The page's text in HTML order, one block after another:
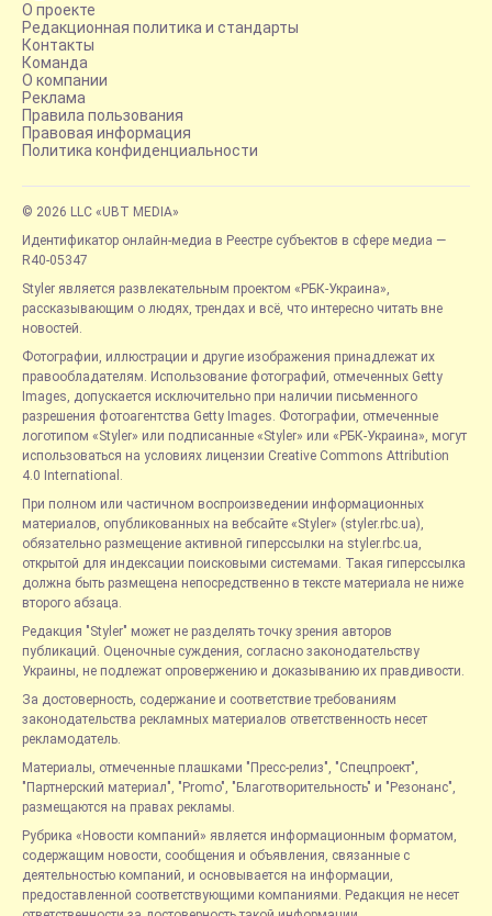
О проекте
Редакционная политика и стандарты
Контакты
Команда
О компании
Реклама
Правила пользования
Правовая информация
Политика конфиденциальности
© 2026 LLC «UBT MEDIA»
Идентификатор онлайн-медиа в Реестре субъектов в сфере медиа —
R40-05347
Styler является развлекательным проектом «РБК-Украина»,
рассказывающим о людях, трендах и всё, что интересно читать вне
новостей.
Фотографии, иллюстрации и другие изображения принадлежат их
правообладателям. Использование фотографий, отмеченных Getty
Images, допускается исключительно при наличии письменного
разрешения фотоагентства Getty Images. Фотографии, отмеченные
логотипом «Styler» или подписанные «Styler» или «РБК-Украина», могут
использоваться на условиях лицензии Creative Commons Attribution
4.0 International.
При полном или частичном воспроизведении информационных
материалов, опубликованных на вебсайте «Styler» (styler.rbc.ua),
обязательно размещение активной гиперссылки на styler.rbc.ua,
открытой для индексации поисковыми системами. Такая гиперссылка
должна быть размещена непосредственно в тексте материала не ниже
второго абзаца.
Редакция "Styler" может не разделять точку зрения авторов
публикаций. Оценочные суждения, согласно законодательству
Украины, не подлежат опровержению и доказыванию их правдивости.
За достоверность, содержание и соответствие требованиям
законодательства рекламных материалов ответственность несет
рекламодатель.
Материалы, отмеченные плашками "Пресс-релиз", "Спецпроект",
"Партнерский материал", "Promo", "Благотворительность" и "Резонанс",
размещаются на правах рекламы.
Рубрика «Новости компаний» является информационным форматом,
содержащим новости, сообщения и объявления, связанные с
деятельностью компаний, и основывается на информации,
предоставленной соответствующими компаниями. Редакция не несет